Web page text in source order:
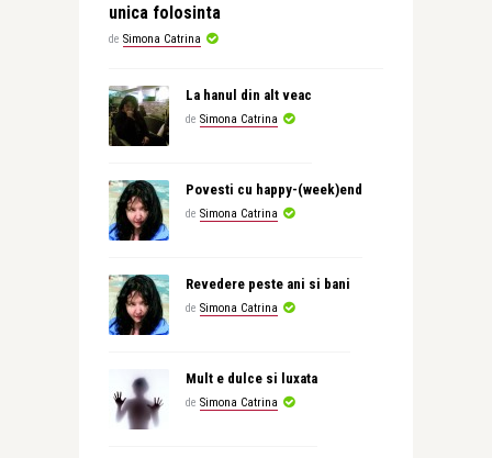
unica folosinta
de Simona Catrina
La hanul din alt veac
de Simona Catrina
Povesti cu happy-(week)end
de Simona Catrina
Revedere peste ani si bani
de Simona Catrina
Mult e dulce si luxata
de Simona Catrina